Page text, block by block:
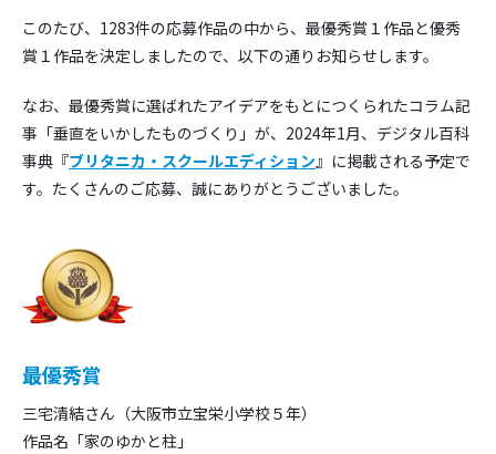
このたび、1283件の応募作品の中から、最優秀賞１作品と優秀
賞１作品を決定しましたので、以下の通りお知らせします。
なお、最優秀賞に選ばれたアイデアをもとにつくられたコラム記
事「垂直をいかしたものづくり」が、2024年1月、デジタル百科
事典『ブリタニカ・スクールエディション』に掲載される予定で
す。たくさんのご応募、誠にありがとうございました。
最優秀賞
三宅清結さん（大阪市立宝栄小学校５年）
作品名「家のゆかと柱」